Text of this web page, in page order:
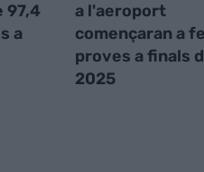
97,4
a
a l'aeroport
començaran a
proves a finals
2025